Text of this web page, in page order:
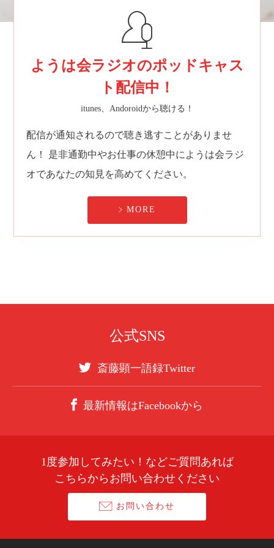
ようは会ラジオのポッドキャス
ト配信中！
itunes、Andoroidから聴ける！
配信が通知されるので聴き逃すことがありませ
ん！
是非通勤中やお仕事の休憩中にようは会ラジ
オであなたの知見を高めてください。
MORE
公式SNS
斎藤顕一語録Twitter
最新情報はFacebookから
1度参加してみたい！などご質問あれば
こちらからお問い合わせください
お問い合わせ